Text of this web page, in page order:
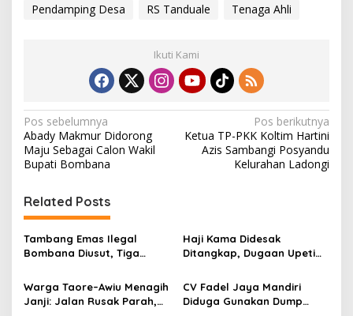
Pendamping Desa
RS Tanduale Tenaga Ahli
Ikuti Kami
N
a
v
i
g
a
s
i
p
Pos sebelumnya
Abady Makmur Didorong
Maju Sebagai Calon Wakil
Bupati Bombana
Pos berikutnya
Ketua TP-PKK Koltim Hartini
Azis Sambangi Posyandu
Kelurahan Ladongi
Related Posts
Tambang Emas Ilegal
Bombana Diusut, Tiga
Pengembangan Terus
Berjalan
Haji Kama Didesak
Ditangkap, Dugaan Upeti
di Tambang Emas Ilegal
Bombana
Warga Taore–Awiu Menagih
Janji: Jalan Rusak Parah,
CV Fadel Jaya Mandiri
Diduga Gunakan Dump